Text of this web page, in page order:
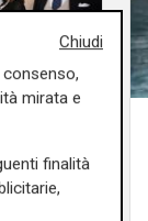
di
Chiudi
mirata e
finalità